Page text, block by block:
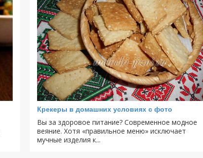
Крекеры в домашних условиях с фото
Вы за здоровое питание? Современное модное
веяние. Хотя «правильное меню» исключает
мучные изделия к...